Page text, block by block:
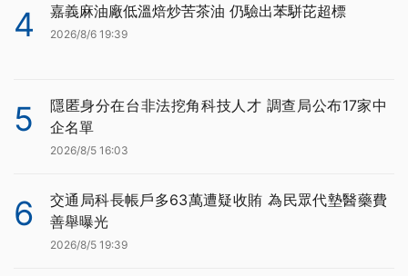
4 嘉義麻油廠低溫焙炒苦茶油 仍驗出苯駢芘超標
2026/8/6 19:39
5
隱匿身分在台非法挖角科技人才 調查局公布17家中
企名單
2026/8/5 16:03
6
交通局科長帳戶多63萬遭疑收賄 為民眾代墊醫藥費
善舉曝光
2026/8/5 19:39